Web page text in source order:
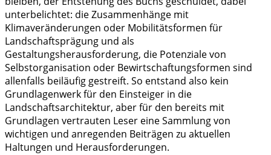
unterbelichtet: die Zusammenhänge mit
Klimaveränderungen oder Mobilitätsformen für
Landschaftsprägung und als
Gestaltungsherausforderung, die Potenziale von
Selbstorganisation oder Bewirtschaftungsformen sind
allenfalls beiläufig gestreift. So entstand also kein
Grundlagenwerk für den Einsteiger in die
Landschaftsarchitektur, aber für den bereits mit
Grundlagen vertrauten Leser eine Sammlung von
wichtigen und anregenden Beiträgen zu aktuellen
Haltungen und Herausforderungen.